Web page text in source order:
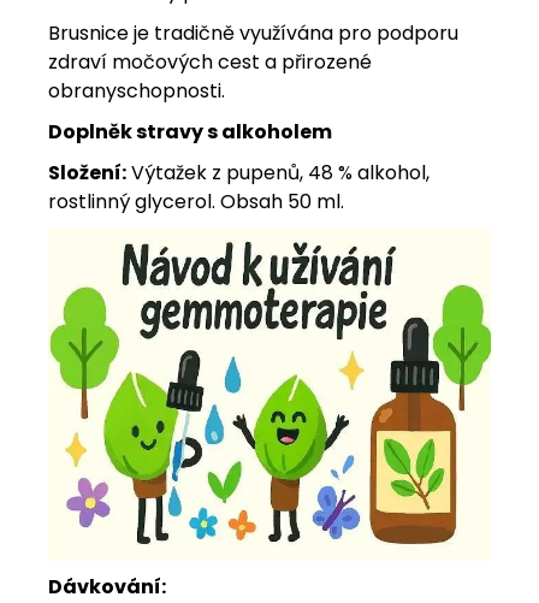
Brusnice je tradičně využívána pro podporu
zdraví močových cest a přirozené
obranyschopnosti.
Doplněk stravy s alkoholem
Složení:Výtažek z pupenů, 48 % alkohol,
rostlinný glycerol. Obsah 50 ml.
Dávkování: